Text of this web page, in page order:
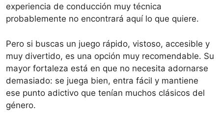
experiencia de conducción muy técnica
probablemente no encontrará aquí lo que quiere.
Pero si buscas un juego rápido, vistoso, accesible y
muy divertido, es una opción muy recomendable. Su
mayor fortaleza está en que no necesita adornarse
demasiado: se juega bien, entra fácil y mantiene
ese punto adictivo que tenían muchos clásicos del
género.